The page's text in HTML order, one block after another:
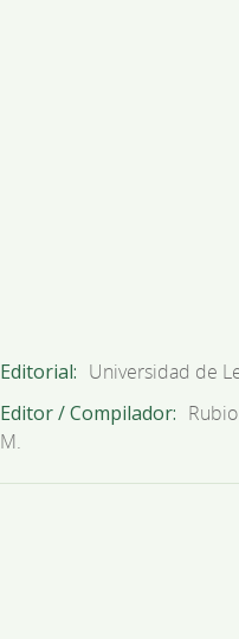
Editorial
Universidad de
Editor / Compilador
M.